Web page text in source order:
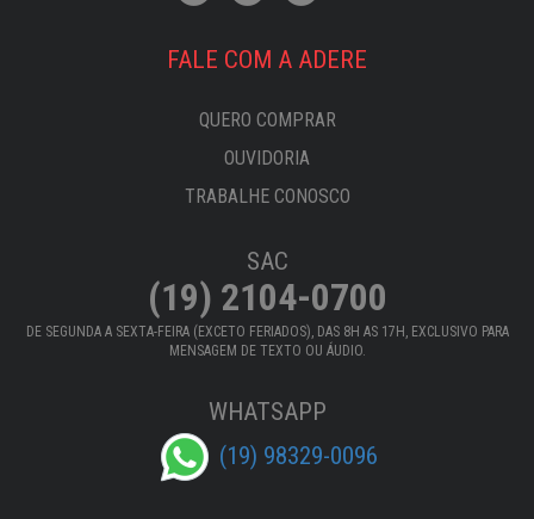
FALE COM A ADERE
QUERO COMPRAR
OUVIDORIA
TRABALHE CONOSCO
SAC
(19) 2104-0700
DE SEGUNDA A SEXTA-FEIRA (EXCETO FERIADOS), DAS 8H AS 17H, EXCLUSIVO PARA
MENSAGEM DE TEXTO OU ÁUDIO.
WHATSAPP
(19) 98329-0096